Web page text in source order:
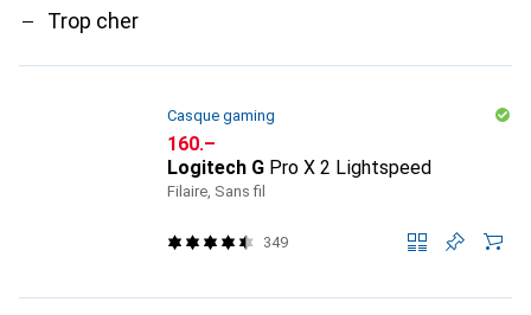
Trop cher
Casque gaming
CHF
160.–
Logitech G Pro X 2 Lightspeed
Filaire, Sans fil
349